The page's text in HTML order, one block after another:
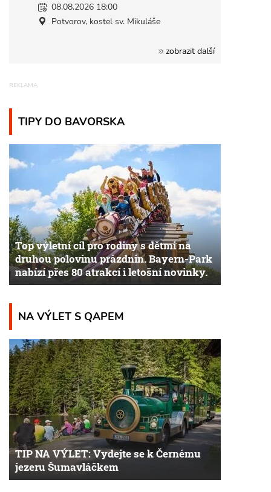
08.08.2026 18:00
Potvorov, kostel sv. Mikuláše
zobrazit další
TIPY DO BAVORSKA
Top výletní cíl pro rodiny s dětmi na
druhou polovinu prázdnin. Bayern-Park
nabízí přes 80 atrakcí i letošní novinky.
NA VÝLET S QAPEM
TIP NA VÝLET: Vydejte se k Černému
jezeru Šumavláčkem